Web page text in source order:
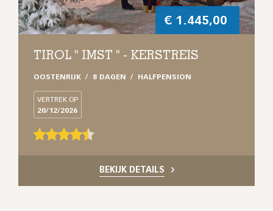
€ 1.445,00
TIROL " IMST " - KERSTREIS
OOSTENRIJK 8 DAGEN HALFPENSION
VERTREK OP
20/12/2026
BEKIJK DETAILS